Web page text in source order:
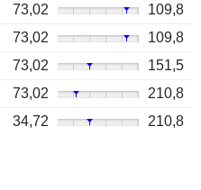
73,02
109,8
73,02
109,8
73,02
151,5
73,02
210,8
34,72 210,8